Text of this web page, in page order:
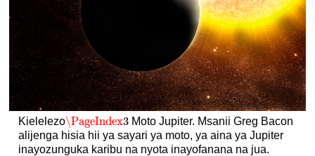
Kielelezo\PageIndex3
\PageIndex3 Moto Jupiter. Msanii Greg Bacon
alijenga hisia hii ya sayari ya moto, ya aina ya Jupiter
inayozunguka karibu na nyota inayofanana na jua.